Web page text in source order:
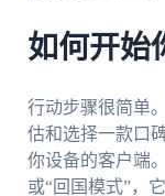
如何开始
行动步骤很简单
估和选择一款口
你设备的客户端
或“回国模式”，